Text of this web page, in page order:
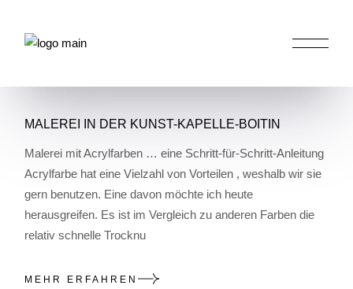
contentHOME WORKSHOP
MALEREI IN DER KUNST-KAPELLE-BOITIN
Malerei mit Acrylfarben … eine Schritt-für-Schritt-Anleitung
Acrylfarbe hat eine Vielzahl von Vorteilen , weshalb wir sie
gern benutzen. Eine davon möchte ich heute
herausgreifen. Es ist im Vergleich zu anderen Farben die
relativ schnelle Trocknu
MEHR ERFAHREN